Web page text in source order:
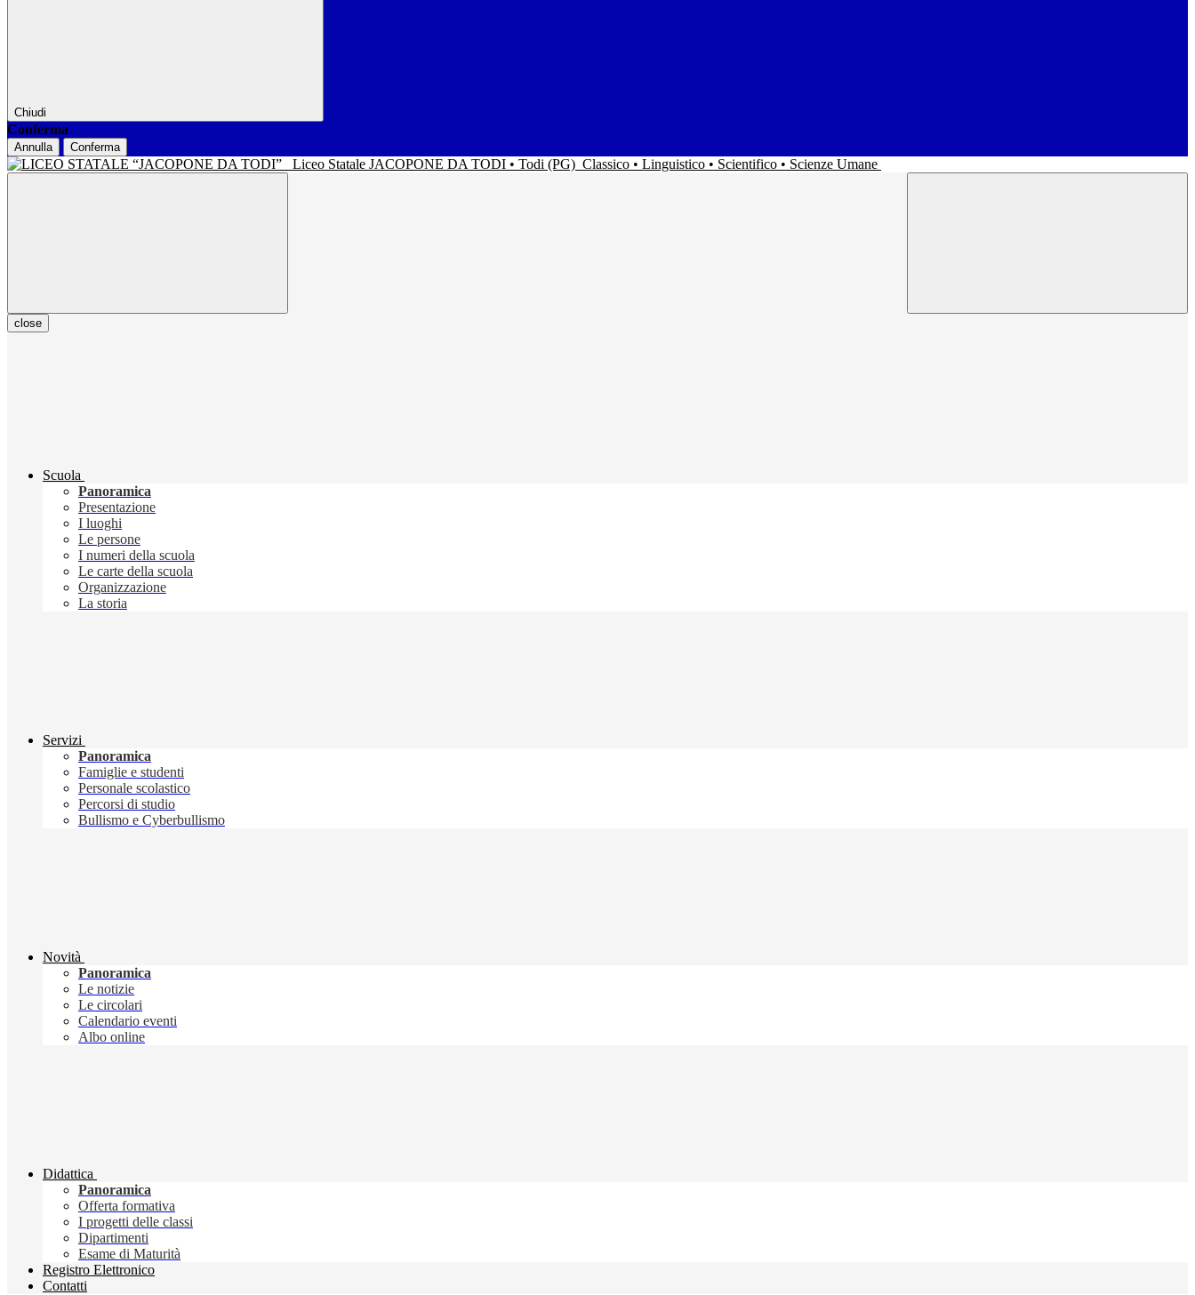
Chiudi
Conferma
Annulla Conferma
Liceo Statale JACOPONE DA TODI • Todi (PG) Classico • Linguistico • Scientifico • Scienze Umane
close
Scuola
Panoramica
Presentazione
I luoghi
Le persone
I numeri della scuola
Le carte della scuola
Organizzazione
La storia
Servizi
Panoramica
Famiglie e studenti
Personale scolastico
Percorsi di studio
Bullismo e Cyberbullismo
Novità
Panoramica
Le notizie
Le circolari
Calendario eventi
Albo online
Didattica
Panoramica
Offerta formativa
I progetti delle classi
Dipartimenti
Esame di Maturità
Registro Elettronico
Contatti